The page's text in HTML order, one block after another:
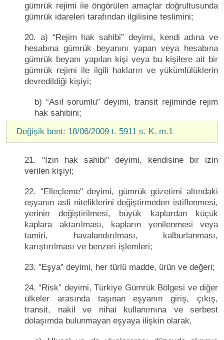
gümrük rejimi ile öngörülen amaçlar doğrultusunda
gümrük idareleri tarafından ilgilisine teslimini;
20. a) “Rejim hak sahibi” deyimi, kendi adına ve
hesabına gümrük beyanını yapan veya hesabına
gümrük beyanı yapılan kişi veya bu kişilere ait bir
gümrük rejimi ile ilgili hakların ve yükümlülüklerin
devredildiği kişiyi;
b) “Asıl sorumlu” deyimi, transit rejiminde rejim
hak sahibini;
Değişik bent: 18/06/2009 t. 5911 s. K. m.1
21. "İzin hak sahibi" deyimi, kendisine bir izin
verilen kişiyi;
22. "Elleçleme" deyimi, gümrük gözetimi altındaki
eşyanın asli niteliklerini değiştirmeden istiflenmesi,
yerinin değiştirilmesi, büyük kaplardan küçük
kaplara aktarılması, kapların yenilenmesi veya
tamiri, havalandırılması, kalburlanması,
karıştırılması ve benzeri işlemleri;
23. "Eşya" deyimi, her türlü madde, ürün ve değeri;
24. “Risk” deyimi, Türkiye Gümrük Bölgesi ve diğer
ülkeler arasında taşınan eşyanın giriş, çıkış,
transit, nakil ve nihai kullanımına ve serbest
dolaşımda bulunmayan eşyaya ilişkin olarak,